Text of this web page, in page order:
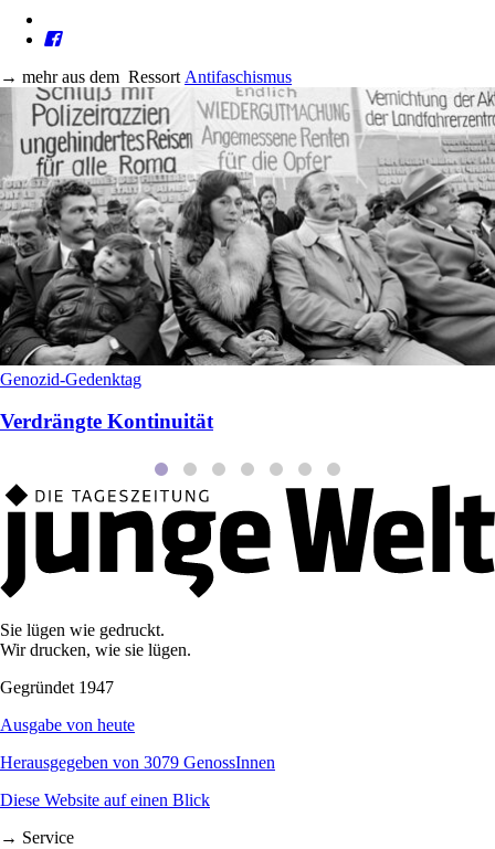
→ mehr aus dem Ressort Antifaschismus
Genozid-Gedenktag
Verdrängte Kontinuität
Sie lügen wie gedruckt.
Wir drucken, wie sie lügen.
Gegründet 1947
Ausgabe von heute
Herausgegeben von 3079 GenossInnen
Diese Website auf einen Blick
→ Service